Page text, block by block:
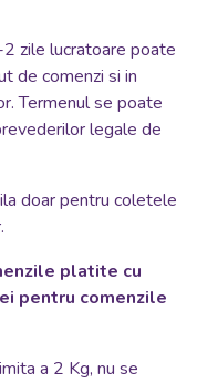
zile lucratoare poate
de comenzi si in
Termenul se poate
legale de
doar pentru coletele
platite cu
pentru comenzile
a 2 Kg, nu se